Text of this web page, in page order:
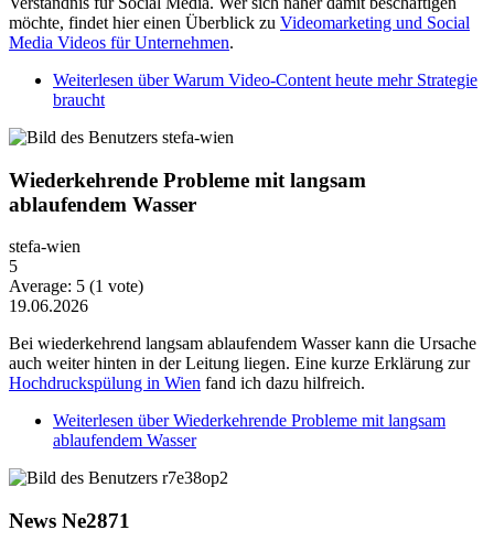
möchte, findet hier einen Überblick zu Videomarketing und Social
Media Videos für Unternehmen.
Weiterlesen über Warum Video-Content heute mehr Strategie
braucht
Wiederkehrende Probleme mit langsam
ablaufendem Wasser
stefa-wien
5
Average: 5 (1 vote)
19.06.2026
Bei wiederkehrend langsam ablaufendem Wasser kann die Ursache
auch weiter hinten in der Leitung liegen. Eine kurze Erklärung zur
Hochdruckspülung in Wien fand ich dazu hilfreich.
Weiterlesen über Wiederkehrende Probleme mit langsam
ablaufendem Wasser
News Ne2871